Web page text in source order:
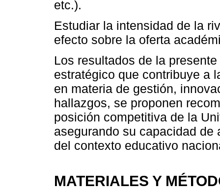
etc.).
Estudiar la intensidad de la
efecto sobre la oferta
Los resultados de la
estratégico que contribuye a
en materia de gestión,
hallazgos, se proponen
posición competitiva de la
asegurando su capacidad
del contexto educativo
MATERIALES Y